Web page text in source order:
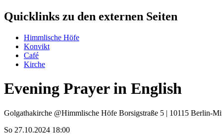
Quicklinks zu den externen Seiten
Himmlische Höfe
Konvikt
Café
Kirche
Evening Prayer in English
Golgathakirche @Himmlische Höfe Borsigstraße 5 | 10115 Berlin-
So 27.10.2024 18:00